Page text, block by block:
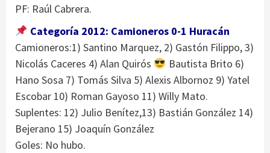
PF: Raúl Cabrera.
Categoría 2012: Camioneros 0-1 Huracán
Camioneros:1) Santino Marquez, 2) Gastón Filippo, 3)
Nicolás Caceres 4) Alan Quirós
Bautista Brito 6)
Hano Sosa 7) Tomás Silva 5) Alexis Albornoz 9) Yatel
Escobar 10) Roman Gayoso 11) Willy Mato.
Suplentes: 12) Julio Benítez,13) Bastián González 14)
Bejerano 15) Joaquín González
Goles: No hubo.